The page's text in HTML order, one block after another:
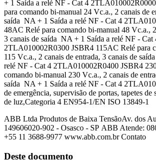
+ 1 Saída a relé NF - Cat 4
para comando bi-manual 24 Vc.a., 2 canais de
saída NA + 1 Saída a relé NF - Cat 4
48AC Relé para comando bi-manual 48 Vc.a.,
3 canais de saída NA + 1 Saída a relé NF - Cat
2TLA010002R0300 JSBR4 115AC Relé para
115 Vc.a., 2 canais de entrada, 3 canais de
relé NF - Cat 4 2TLA010002R0400 JSBR4
comando bi-manual 230 Vc.a., 2 canais de
saída NA + 1 Saída a relé NF - Cat 4
de emergência, supervisão de portas, tapetes de
de luz,Categoria 4 EN954-1/EN ISO 13849-1
ABB Ltda Produtos de Baixa TensãoAv. dos
149606020-902 - Osasco - SP ABB Atende:
+55 11 3688-9977 www.abb.com.br Contato
Deste documento